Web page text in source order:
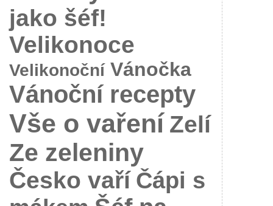
jako šéf!
Velikonoce
Velikonoční Vánočka
Vánoční recepty
Vše o vaření Zelí
Ze zeleniny
Česko vaří Čápi s